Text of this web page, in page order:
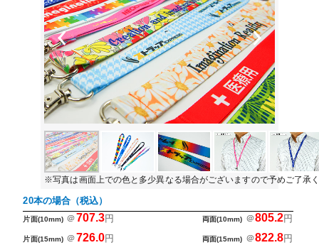
Previous Next
※写真は画面上での色と多少異なる場合がございますので予めご了承
20本の場合（税込）
片面(10mm) ＠707.3円 両面(10mm) ＠805.2円
片面(15mm) ＠726.0円 両面(15mm) ＠822.8円